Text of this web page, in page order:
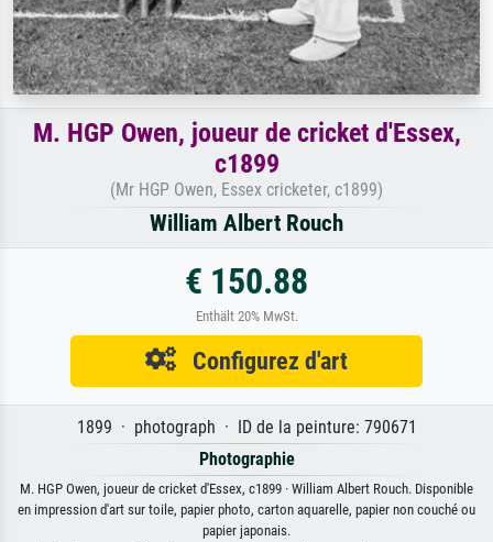
M. HGP Owen, joueur de cricket d'Essex,
c1899
(Mr HGP Owen, Essex cricketer, c1899)
William Albert Rouch
€ 150.88
Enthält 20% MwSt.
Configurez d'art
1899 · photograph · ID de la peinture: 790671
Photographie
M. HGP Owen, joueur de cricket d'Essex, c1899 · William Albert Rouch. Disponible
en impression d'art sur toile, papier photo, carton aquarelle, papier non couché ou
papier japonais.